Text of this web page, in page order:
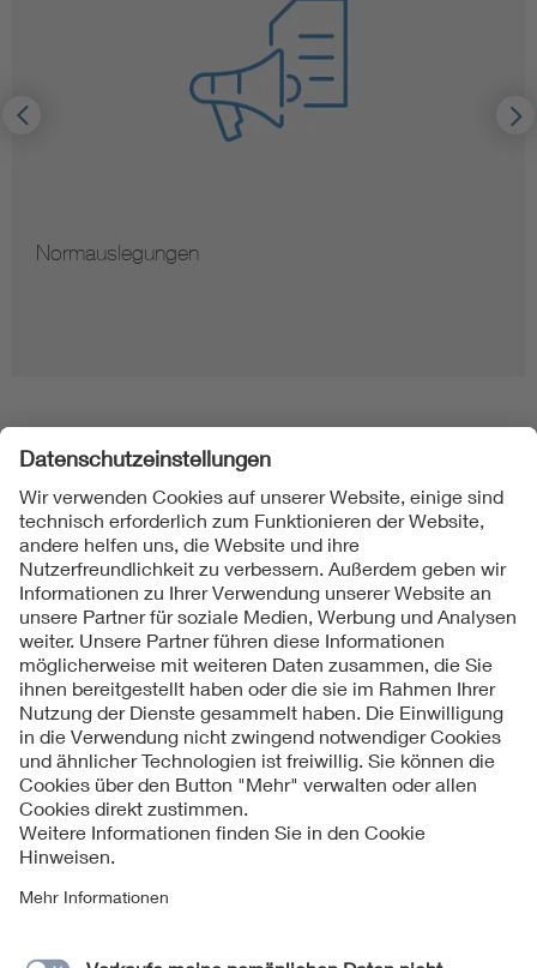
Normauslegungen
Folgen Sie uns
Kontakt
Impressum
Datenschutzinformationen
Cookie Hinweise
Compliance